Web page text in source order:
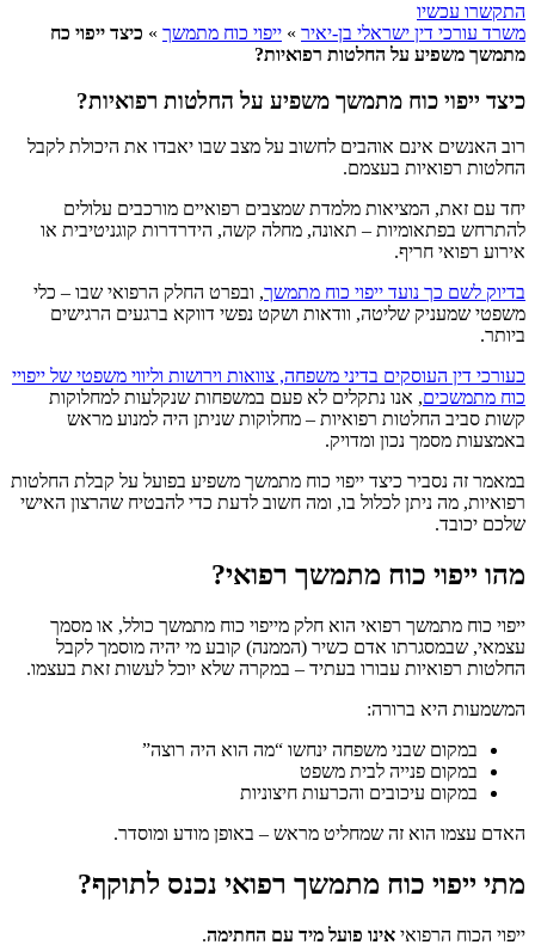
התקשרו עכשיו
משרד עורכי דין ישראלי בן-יאיר » ייפוי כוח מתמשך » כיצד ייפוי כח
מתמשך משפיע על החלטות רפואיות?
כיצד ייפוי כוח מתמשך משפיע על החלטות רפואיות?
רוב האנשים אינם אוהבים לחשוב על מצב שבו יאבדו את היכולת לקבל
החלטות רפואיות בעצמם.
יחד עם זאת, המציאות מלמדת שמצבים רפואיים מורכבים עלולים
להתרחש בפתאומיות – תאונה, מחלה קשה, הידרדרות קוגניטיבית או
אירוע רפואי חריף.
בדיוק לשם כך נועד ייפוי כוח מתמשך, ובפרט החלק הרפואי שבו – כלי
משפטי שמעניק שליטה, וודאות ושקט נפשי דווקא ברגעים הרגישים
ביותר.
כעורכי דין העוסקים בדיני משפחה, צוואות וירושות וליווי משפטי של ייפויי
כוח מתמשכים, אנו נתקלים לא פעם במשפחות שנקלעות למחלוקות
קשות סביב החלטות רפואיות – מחלוקות שניתן היה למנוע מראש
באמצעות מסמך נכון ומדויק.
במאמר זה נסביר כיצד ייפוי כוח מתמשך משפיע בפועל על קבלת החלטות
רפואיות, מה ניתן לכלול בו, ומה חשוב לדעת כדי להבטיח שהרצון האישי
שלכם יכובד.
מהו ייפוי כוח מתמשך רפואי?
ייפוי כוח מתמשך רפואי הוא חלק מייפוי כוח מתמשך כולל, או מסמך
עצמאי, שבמסגרתו אדם כשיר (הממנה) קובע מי יהיה מוסמך לקבל
החלטות רפואיות עבורו בעתיד – במקרה שלא יוכל לעשות זאת בעצמו.
המשמעות היא ברורה:
במקום שבני משפחה ינחשו “מה הוא היה רוצה”
במקום פנייה לבית משפט
במקום עיכובים והכרעות חיצוניות
האדם עצמו הוא זה שמחליט מראש – באופן מודע ומוסדר.
מתי ייפוי כוח מתמשך רפואי נכנס לתוקף?
ייפוי הכוח הרפואי אינו פועל מיד עם החתימה.